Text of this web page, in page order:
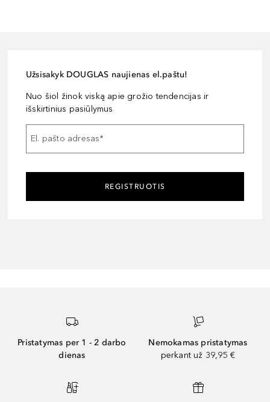
Užsisakyk DOUGLAS naujienas el.paštu!
Nuo šiol žinok viską apie grožio tendencijas ir
išskirtinius pasiūlymus
El. pašto adresas*
REGISTRUOTIS
Pristatymas per 1 - 2 darbo
dienas
Nemokamas pristatymas
perkant už 39,95 €